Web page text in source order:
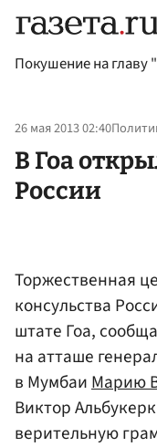
Покушение на главу
26 мая 2013 02:40
В Гоа
России
Торжественная
консульства
штате Гоа,
на атташе
в МумбаиМарию
Виктор
верительную